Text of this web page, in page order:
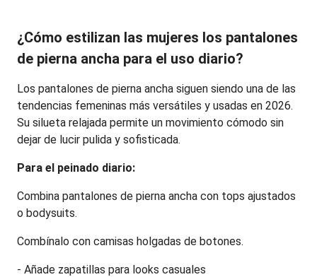
¿Cómo estilizan las mujeres los pantalones
de pierna ancha para el uso diario?
Los pantalones de pierna ancha siguen siendo una de las
tendencias femeninas más versátiles y usadas en 2026.
Su silueta relajada permite un movimiento cómodo sin
dejar de lucir pulida y sofisticada.
Para el peinado diario:
Combina pantalones de pierna ancha con tops ajustados
o bodysuits.
Combínalo con camisas holgadas de botones.
- Añade zapatillas para looks casuales